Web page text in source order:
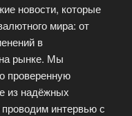
новости, которые
мира: от
в
на рынке. Мы
проверенную
из надёжных
интервью с